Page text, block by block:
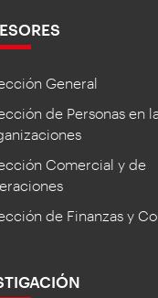
General
de Personas en
Comercial y de
de Finanzas y